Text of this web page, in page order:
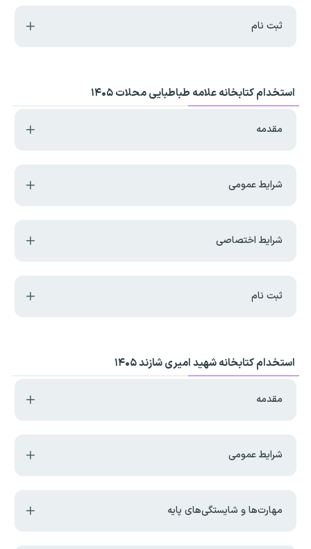
ثبت نام
استخدام کتابخانه علامه طباطبایی محلات ۱۴۰۵
مقدمه
شرایط عمومی
شرایط اختصاصی
ثبت نام
استخدام کتابخانه شهید امیری شازند ۱۴۰۵
مقدمه
شرایط عمومی
مهارت‌ها و شایستگی‌های پایه